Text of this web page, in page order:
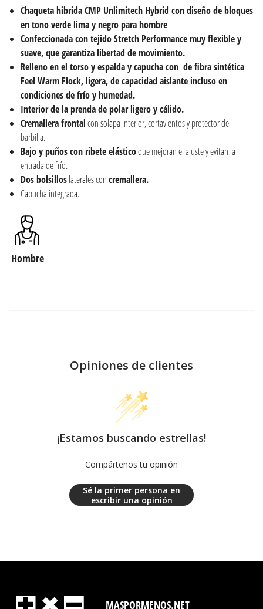
Chaqueta hibrida CMP Unlimitech Hybrid con diseño de bloques
en tono verde lima y negro para hombre
Confeccionada con tejido Stretch Performance muy flexible y
suave, que garantiza libertad de movimiento.
Relleno en el torso y espalda y capucha con de fibra sintética
Feel Warm Flock, ligera, de capacidad aislante incluso en
condiciones de frío y humedad.
Interior de la prenda de polar ligero y cálido.
Cremallera frontalcon solapa interior, cortavientos y protector de
barbilla.
Bajo y puños con ribete elásticoque mejoran el ajuste y evitan la
entrada de frío.
Dos bolsilloslaterales concremallera.
Capucha integrada.
Hombre
Opiniones de clientes
¡Estamos buscando estrellas!
Compártenos tu opinión
Sé la primer persona en
escribir una opinión
MASPORMENOS.NET